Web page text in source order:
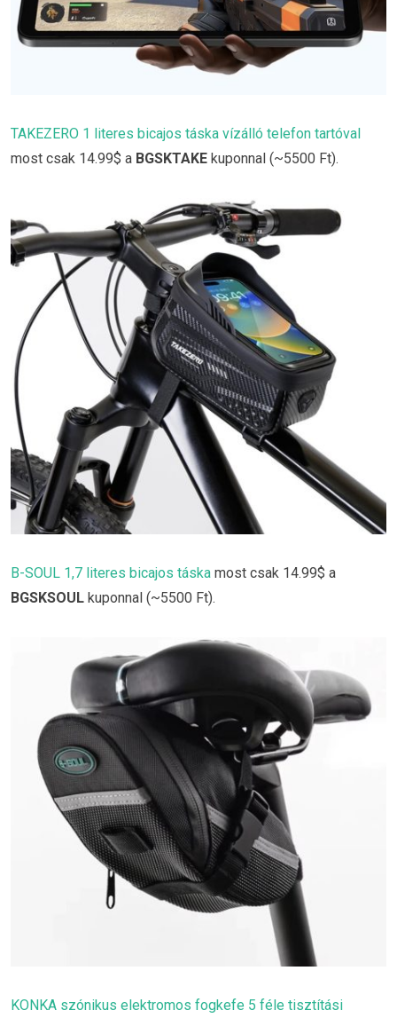
TAKEZERO 1 literes bicajos táska vízálló telefon tartóval
most csak 14.99$ a BGSKTAKE kuponnal (~5500 Ft).
B-SOUL 1,7 literes bicajos táska most csak 14.99$ a
BGSKSOUL kuponnal (~5500 Ft).
KONKA szónikus elektromos fogkefe 5 féle tisztítási